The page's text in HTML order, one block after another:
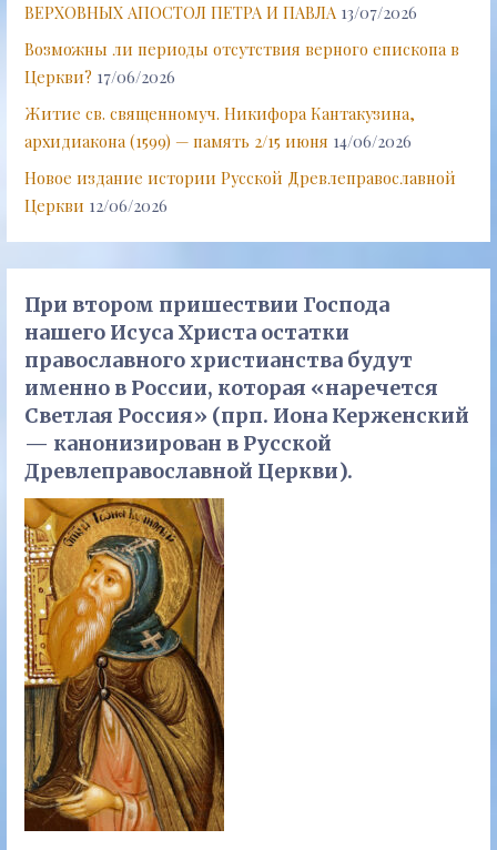
ВЕРХОВНЫХ АПОСТОЛ ПЕТРА И ПАВЛА 13/07/2026
Возможны ли периоды отсутствия верного епископа в
Церкви? 17/06/2026
Житие св. священномуч. Никифора Кантакузина,
архидиакона (1599) — память 2/15 июня 14/06/2026
Новое издание истории Русской Древлеправославной
Церкви 12/06/2026
При втором пришествии Господа
нашего Исуса Христа остатки
православного христианства будут
именно в России, которая «наречется
Светлая Россия» (прп. Иона Керженский
— канонизирован в Русской
Древлеправославной Церкви).